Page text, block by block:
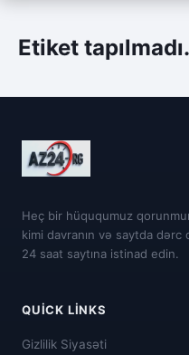
Etiket tapılmadı.
Heç bir hüququmuz
kimi davranın və saytda
24 saat saytına istinad edin.
QUICK LINKS
Gizlilik Siyasəti